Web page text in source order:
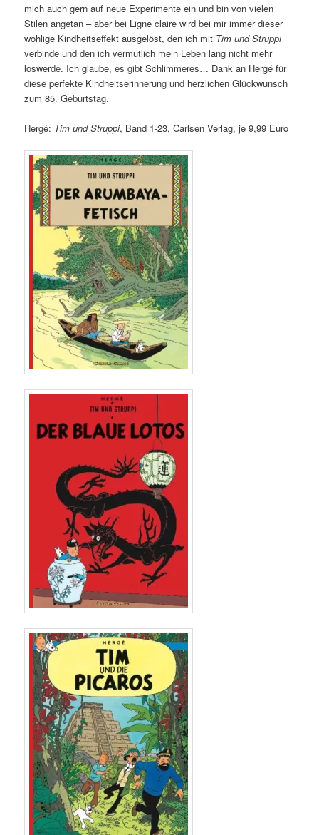
mich auch gern auf neue Experimente ein und bin von vielen
Stilen angetan – aber bei Ligne claire wird bei mir immer dieser
wohlige Kindheitseffekt ausgelöst, den ich mit Tim und Struppi
verbinde und den ich vermutlich mein Leben lang nicht mehr
loswerde. Ich glaube, es gibt Schlimmeres… Dank an Hergé für
diese perfekte Kindheitserinnerung und herzlichen Glückwunsch
zum 85. Geburtstag.
Hergé: Tim und Struppi, Band 1-23, Carlsen Verlag, je 9,99 Euro